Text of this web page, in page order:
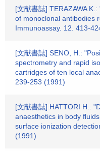
[文献書誌] TERAZAWA
of monoclonal antibodies
Immunoassay. 12. 413-
[文献書誌] SENO, H.:
spectrometry and rapid
cartridges of ten local
239-253 (1991)
[文献書誌] HATTORI H.:
anaesthetics in body
surface ionization
(1991)